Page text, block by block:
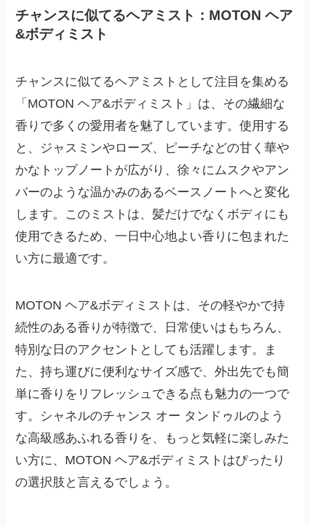
チャンスに似てるヘアミスト：MOTON ヘア
&ボディミスト
チャンスに似てるヘアミストとして注目を集める
「MOTON ヘア&ボディミスト」は、その繊細な
香りで多くの愛用者を魅了しています。使用する
と、 ジャスミンやローズ、ピーチなどの甘く華や
かなトップノートが広がり、徐々にムスクやアン
バーのような温かみのあるベースノートへと変化
します。このミストは、髪だけでなくボディにも
使用できるため、一日中心地よい香りに包まれた
い方に最適です。
MOTON ヘア&ボディミストは、その軽やかで持
続性のある香りが特徴で、日常使いはもちろん、
特別な日のアクセントとしても活躍します。ま
た、持ち運びに便利なサイズ感で、外出先でも簡
単に香りをリフレッシュできる点も魅力の一つで
す。シャネルのチャンス オー タンドゥルのよう
な高級感あふれる香りを、もっと気軽に楽しみた
い方に、MOTON ヘア&ボディミストはぴったり
の選択肢と言えるでしょう。